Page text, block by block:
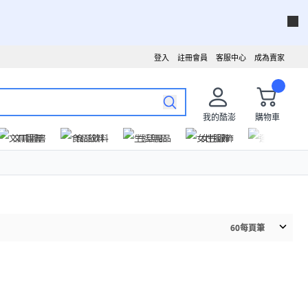
成為賣家
客服中心
註冊會員
登入
我的酷澎
購物車
文具圖書
食品飲料 生活用品 女性服飾
60每頁筆